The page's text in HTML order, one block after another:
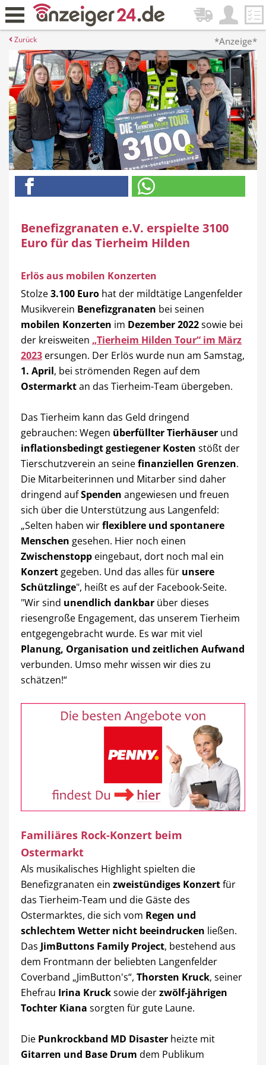
Zurück *Anzeige*
Benefizgranaten e.V. erspielte 3100
Euro für das Tierheim Hilden
Erlös aus mobilen Konzerten
Stolze3.100 Euro hat der mildtätige Langenfelder
Musikverein Benefizgranaten bei seinen
mobilen Konzerten im Dezember 2022sowie bei
der kreisweiten „Tierheim Hilden Tour“ im März
2023 ersungen. Der Erlös wurde nun am Samstag,
1. April, bei strömenden Regen auf dem
Ostermarktan das Tierheim-Team übergeben.
Das Tierheim kann das Geld dringend
gebrauchen: Wegen überfüllter Tierhäuser und
inflationsbedingt gestiegener Kosten stößt der
Tierschutzverein an seinefinanziellen Grenzen.
Die Mitarbeiterinnen und Mitarber sind daher
dringend aufSpenden angewiesen und freuen
sich über die Unterstützung aus Langenfeld:
„Selten haben wirflexiblere und spontanere
Menschen gesehen. Hier noch einen
Zwischenstopp eingebaut, dort noch mal ein
Konzert gegeben. Und das alles für unsere
Schützlinge", heißt es auf der Facebook-Seite.
"Wir sind unendlich dankbar über dieses
riesengroße Engagement, das unserem Tierheim
entgegengebracht wurde. Es war mit viel
Planung, Organisation und zeitlichen Aufwand
verbunden. Umso mehr wissen wir dies zu
schätzen!“
Familiäres Rock-Konzert beim
Ostermarkt
Als musikalisches Highlight spielten die
Benefizgranaten ein zweistündiges Konzertfür
das Tierheim-Team und die Gäste des
Ostermarktes, die sich vom Regen und
schlechtem Wetter nicht beeindrucken ließen.
Das JimButtons Family Project, bestehend aus
dem Frontmann der beliebten Langenfelder
Coverband „JimButton's“, Thorsten Kruck, seiner
Ehefrau Irina Krucksowie derzwölf-jährigen
Tochter Kiana sorgten für gute Laune.
Die Punkrockband MD Disaster heizte mit
Gitarren und Base Drum dem Publikum